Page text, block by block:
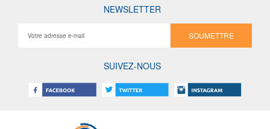
NEWSLETTER
SOUMETTRE
SUIVEZ-NOUS